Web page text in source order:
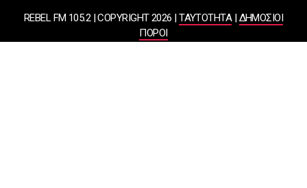
REBEL FM 105.2 | COPYRIGHT 2026 |ΤΑΥΤΟΤΗΤΑ|ΔΗΜΟΣΙΟΙ
ΠΟΡΟΙ